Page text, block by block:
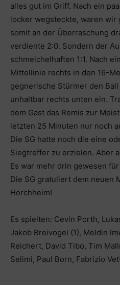
alles gut im Griff. Nach ein
locker wegsteckte, waren wir
somit an der Überraschung
verdiente 2:0. Sondern der
schmeichelhaften 1:1. Nach
Mittellinie rechts in den 16-
gegnerische Stürmer den
unhaltbar rechts unten ein.
dem Gast das Remis zur
letzten 25 Minuten nur noch
Die SG hatte noch die eine
Siegtreffer zu erzielen. Aber
Es war mehr drin gewesen
Die SG gratuliert dem neuen
Horchheim!
Es spielten: Cevin Porth,
Jakob Breivogel (1), Meldin
Reichert, David Tibo, Tim
Selimi, Paul Born, Fabrizio